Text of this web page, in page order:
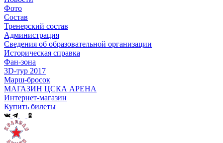
Фото
Состав
Тренерский состав
Администрация
Сведения об образовательной организации
Историческая справка
Фан-зона
3D-тур 2017
Марш-бросок
МАГАЗИН ЦСКА АРЕНА
Интернет-магазин
Купить билеты